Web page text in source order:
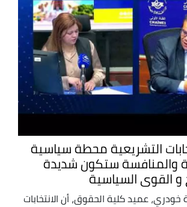
التشريعية محطة سياسية
والمنافسة ستكون شديدة
و القوى السياسية
عميد كلية الحقوق، أن الانتخابات